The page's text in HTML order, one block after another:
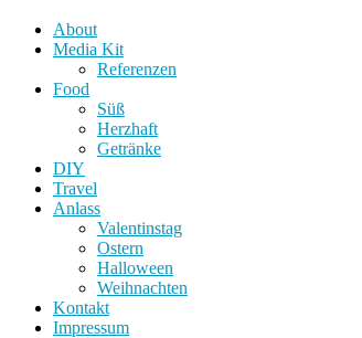
About
Media Kit
Referenzen
Food
Süß
Herzhaft
Getränke
DIY
Travel
Anlass
Valentinstag
Ostern
Halloween
Weihnachten
Kontakt
Impressum